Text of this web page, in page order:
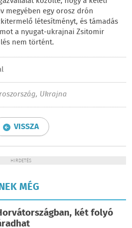
megyében egy orosz drón
létesítményt, és támadás
a nyugat-ukrajnai Zsitomir
nem történt.
, Ukrajna
VISSZA
HIRDETÉS
MÉG
két folyó